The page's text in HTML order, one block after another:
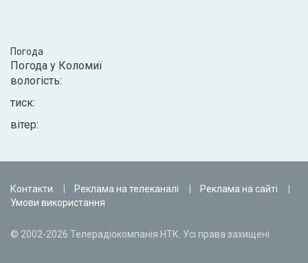
Погода
Погода у Коломиї
вологість:
тиск:
вітер:
Контакти Реклама на телеканалі
Реклама на сайті
Умови використання
© 2002-2026 Телерадіокомпанія НТК. Усі права захищені.